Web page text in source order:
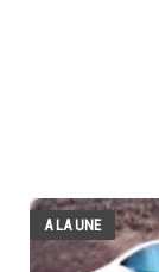
A LA UNE